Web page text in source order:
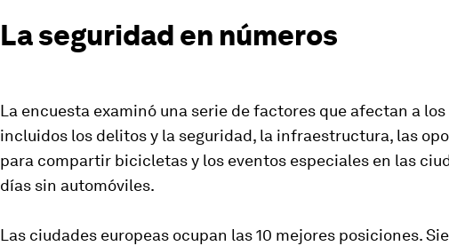
La seguridad en números
La encuesta examinó una serie de factores que afectan a
incluidos los delitos y la seguridad, la infraestructura, las
para compartir bicicletas y los eventos especiales en las
días sin automóviles.
Las ciudades europeas ocupan las 10 mejores posiciones.